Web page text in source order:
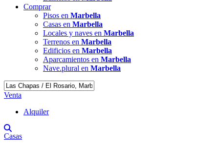
Comprar
Pisos en Marbella
Casas en Marbella
Locales y naves en Marbella
Terrenos en Marbella
Edificios en Marbella
Aparcamientos en Marbella
Nave.plural en Marbella
Venta
Alquiler
Casas